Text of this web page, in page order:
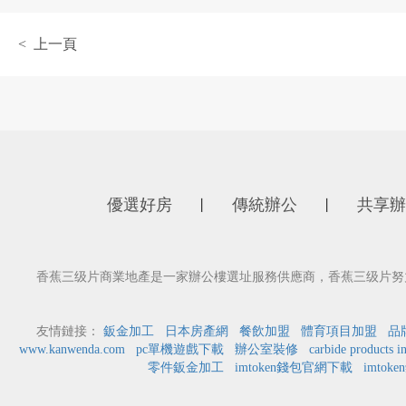
< 上一頁
優選好房 傳統辦公 共享
香蕉三级片商業地產是一家辦公樓選址服務供應商，香蕉三级片
友情鏈接： 鈑金加工 日本房產網 餐飲加盟 體育項目加盟
品
www.kanwenda.com
pc單機遊戲下載 辦公室裝修
carbide products
零件鈑金加工
imtoken錢包官網下載